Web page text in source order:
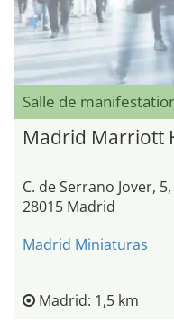
Salle de
Madrid Marriott
C. de Serrano Jover,
28015 Madrid
Madrid Miniaturas
Madrid: 1,5 km